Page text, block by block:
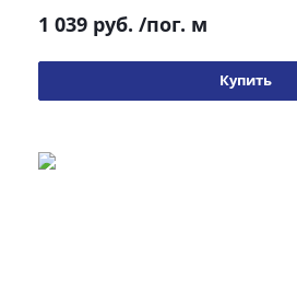
1 039 руб. /пог. м
Купить